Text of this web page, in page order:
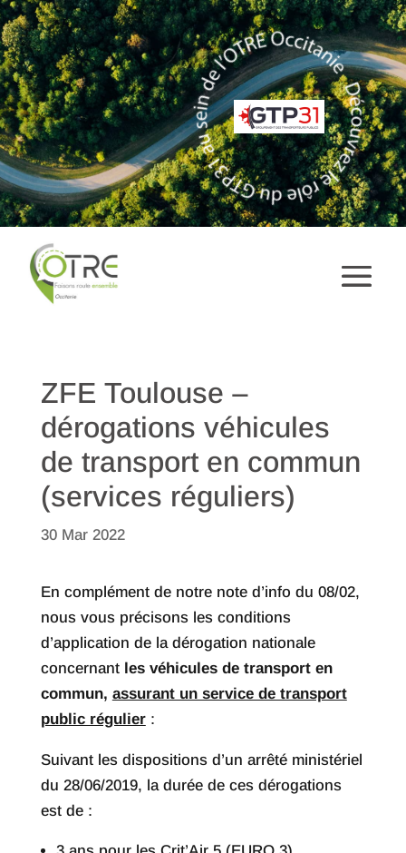
ZFE Toulouse –
dérogations véhicules
de transport en commun
(services réguliers)
30 Mar 2022
En complément de notre note d’info du 08/02,
nous vous précisons les conditions
d’application de la dérogation nationale
concernant les véhicules de transport en
commun, assurant un service de transport
public régulier:
Suivant les dispositions d’un arrêté ministériel
du 28/06/2019, la durée de ces dérogations
est de :